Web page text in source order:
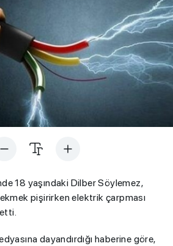
18 yaşındaki Dilber Söylemez,
pişirirken elektrik çarpması
dayandırdığı haberine göre,